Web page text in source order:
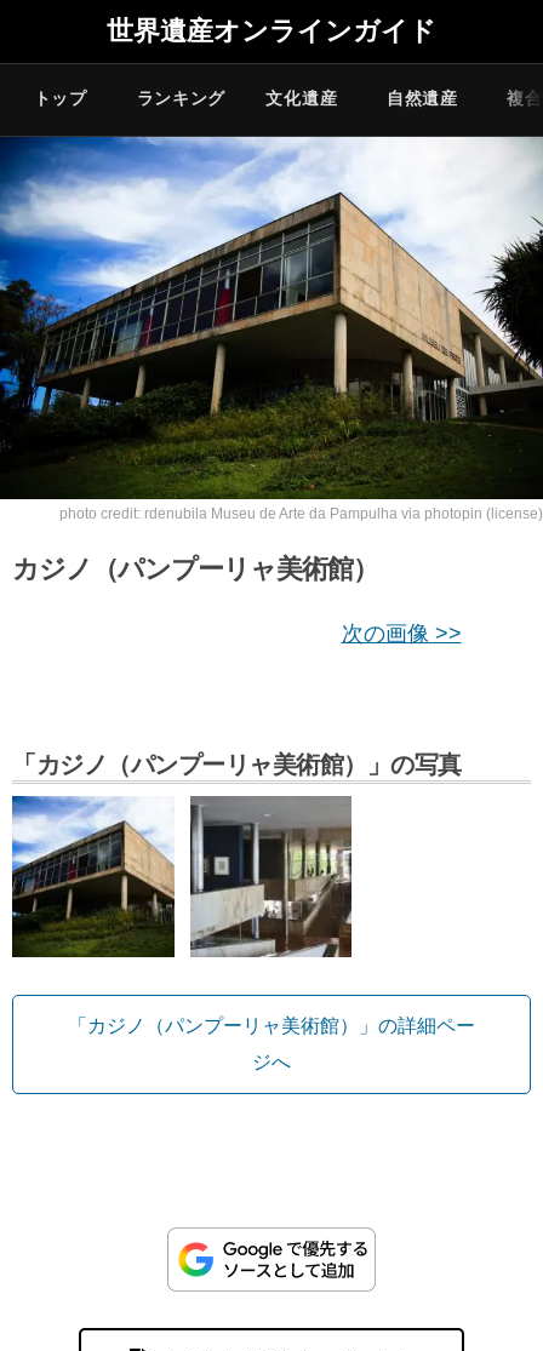
世界遺産オンラインガイド
トップ ランキング 文化遺産 自然遺産 複
photo credit: rdenubila Museu de Arte da Pampulha via photopin (license)
カジノ（パンプーリャ美術館）
次の画像 >>
「カジノ（パンプーリャ美術館）」の写真
「カジノ（パンプーリャ美術館）」の詳細ペー
ジへ